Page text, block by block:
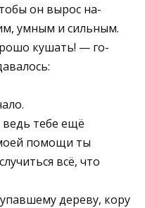
он вырос на­
умным и сильным.
кушать! — го­
ведь тебе ещё
помощи ты
всё, что
дереву, кору